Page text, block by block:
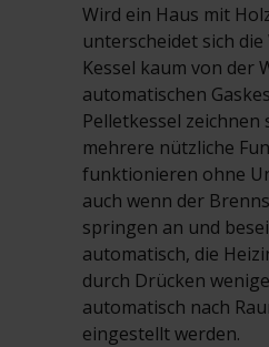
Wird ein Haus mit
unterscheidet sich
Kessel kaum von der
automatischen
Pelletkessel zeichnen
mehrere nützliche
funktionieren ohne
auch wenn der
springen an und
automatisch, die
durch Drücken
automatisch nach
eingestellt werden.